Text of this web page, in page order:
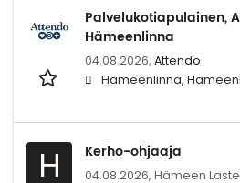
Palvelukotiapulainen,
Hämeenlinna
04.08.2026, Attendo
Hämeenlinna,
H Kerho-ohjaaja
04.08.2026, Hämeen